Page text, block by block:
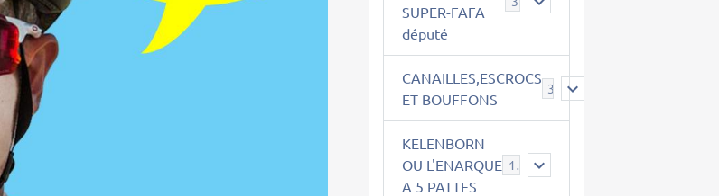
SUPER-FAFA
député
CANAILLES,ESCROCS
ET BOUFFONS
385
KELENBORN
OU L'ENARQUE
A 5 PATTES
14